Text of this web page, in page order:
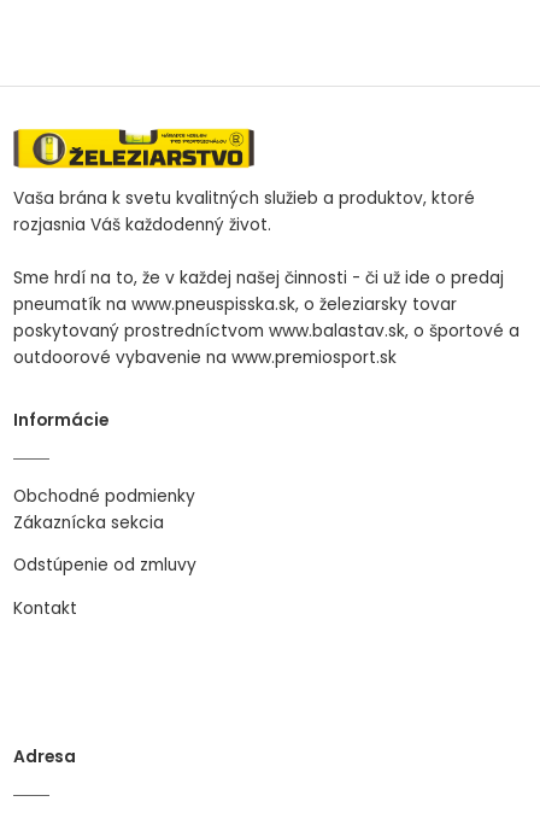
Vaša brána k svetu kvalitných služieb a produktov, ktoré
rozjasnia Váš každodenný život.
Sme hrdí na to, že v každej našej činnosti - či už ide o predaj
pneumatík na www.pneuspisska.sk, o železiarsky tovar
poskytovaný prostredníctvom www.balastav.sk, o športové a
outdoorové vybavenie na www.premiosport.sk
Informácie
Obchodné podmienky
Zákaznícka sekcia
Odstúpenie od zmluvy
Kontakt
Adresa